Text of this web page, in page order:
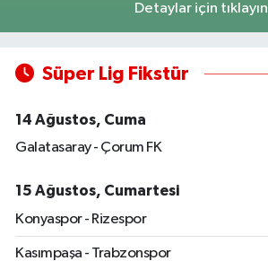
Detaylar için tıklayın
Süper Lig Fikstür
14 Ağustos, Cuma
Galatasaray - Çorum FK
15 Ağustos, Cumartesi
Konyaspor - Rizespor
Kasımpaşa - Trabzonspor